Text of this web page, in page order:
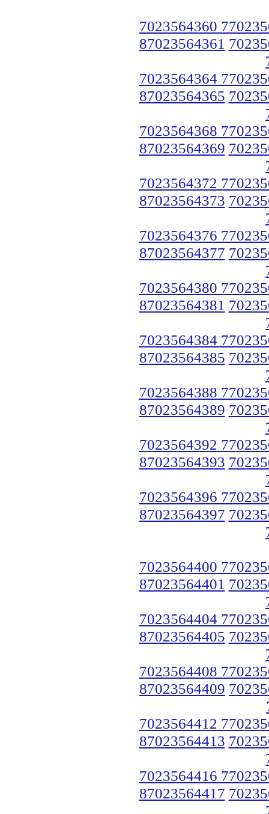
7023564360
87023564361
7023564364
87023564365
7023564368
87023564369
7023564372
87023564373
7023564376
87023564377
7023564380
87023564381
7023564384
87023564385
7023564388
87023564389
7023564392
87023564393
7023564396
87023564397
7023564400
87023564401
7023564404
87023564405
7023564408
87023564409
7023564412
87023564413
7023564416
87023564417